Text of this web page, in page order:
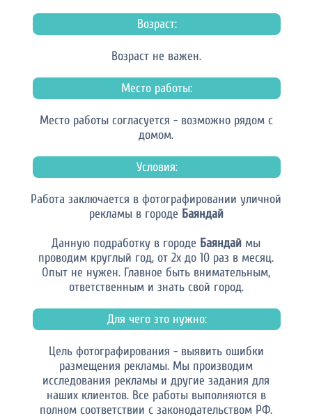
Возраст:
Возраст не важен.
Место работы:
Место работы согласуется - возможно рядом с
домом.
Условия:
Работа заключается в фотографировании уличной
рекламы в городе Баяндай
Данную подработку в городе Баяндай мы
проводим круглый год, от 2х до 10 раз в месяц.
Опыт не нужен. Главное быть внимательным,
ответственным и знать свой город.
Для чего это нужно:
Цель фотографирования - выявить ошибки
размещения рекламы. Мы производим
исследования рекламы и другие задания для
наших клиентов. Все работы выполняются в
полном соответствии с законодательством РФ.